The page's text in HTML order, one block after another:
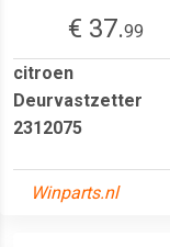
€ 37.99
citroen
Deurvastzetter
2312075
Winparts.nl